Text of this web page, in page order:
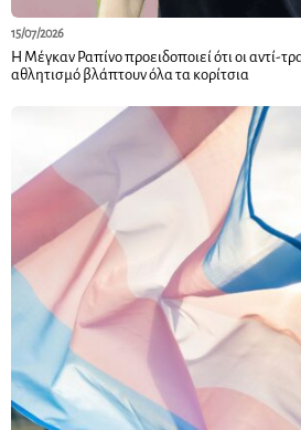
15/07/2026
Η Μέγκαν Ραπίνο προειδοποιεί ότι οι αντί-
αθλητισμό βλάπτουν όλα τα κορίτσια